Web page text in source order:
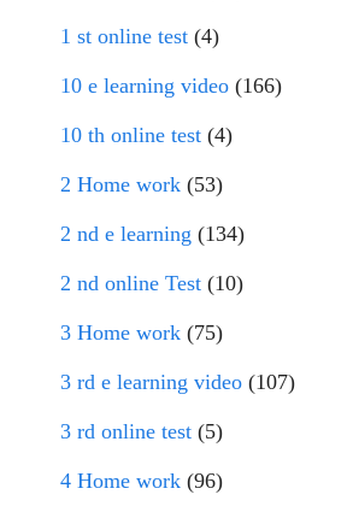
1 st online test (4)
10 e learning video (166)
10 th online test (4)
2 Home work (53)
2 nd e learning (134)
2 nd online Test (10)
3 Home work (75)
3 rd e learning video (107)
3 rd online test (5)
4 Home work (96)